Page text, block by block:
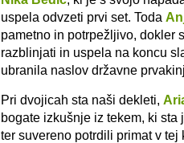
uspela odvzeti prvi set. Toda
pametno in potrpežljivo, dokler
razblinjati in uspela na koncu
ubranila naslov državne
Pri dvojicah sta naši dekleti,
bogate izkušnje iz tekem, ki
ter suvereno potrdili primat v